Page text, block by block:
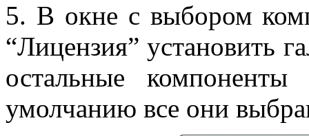
5. В окне с выбором
“Лицензия” установить
остальные
умолчанию все они